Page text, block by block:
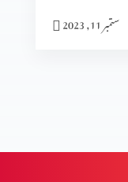
ستمبر 11, 2023